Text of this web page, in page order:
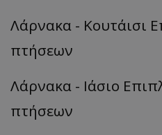
Λάρνακα - Κουτάισι
πτήσεων
Λάρνακα - Ιάσιο
πτήσεων